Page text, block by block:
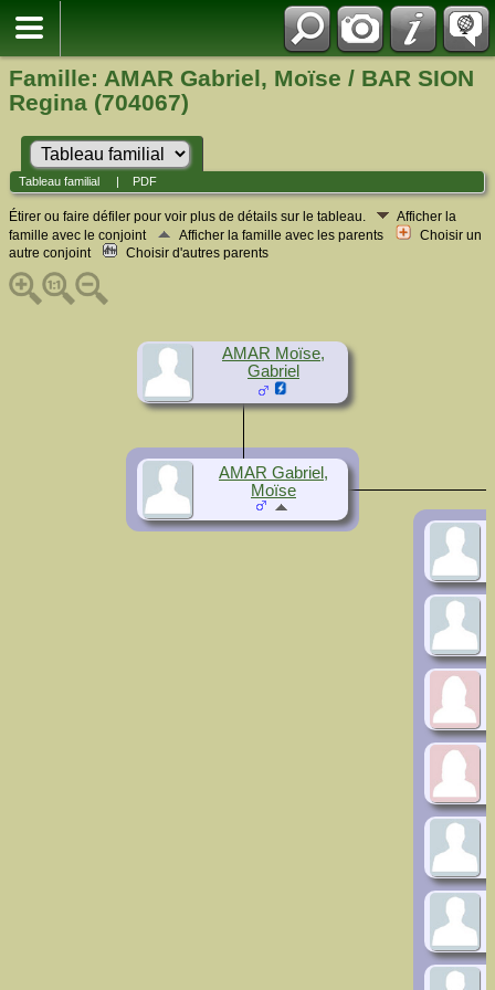
Famille: AMAR Gabriel, Moïse / BAR SION
Regina (704067)
Tableau familial PDF
Étirer ou faire défiler pour voir plus de détails sur le tableau.
Afficher la
famille avec le conjoint
Afficher la famille avec les parents
Choisir un
autre conjoint
Choisir d'autres parents
AMAR Moïse,
Gabriel
AMAR Gabriel,
Moïse